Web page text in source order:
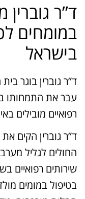
ד”ר גוברין
במומחים
בישראל
ד”ר גוברין בוגר
עבר את התמחותו
רפואיים מובילים
ד”ר גוברין הקים
החולים לגליל
שירותים רפואיים
בטיפול במומים